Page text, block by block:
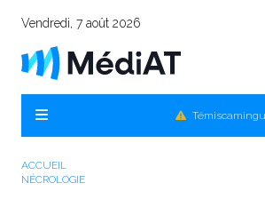
Vendredi, 7 août 2026
La
ACCUEIL
NÉCROLOGIE